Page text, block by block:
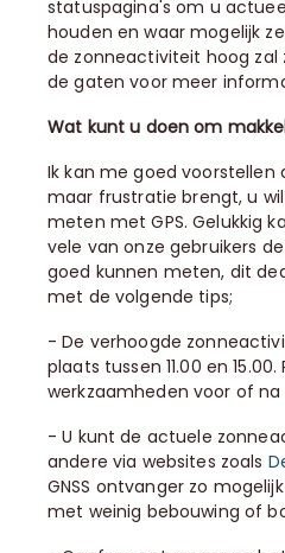
statuspagina's om u
houden en waar mogelijk
de zonneactiviteit hoog zal
de gaten voor meer
Wat kunt u doen om
Ik kan me goed voorstellen
maar frustratie brengt, u
meten met GPS. Gelukkig
vele van onze gebruikers
goed kunnen meten, dit
met de volgende tips;
- De verhoogde
plaats tussen 11.00 en
werkzaamheden voor of
- U kunt de actuele
andere via websites zoals
GNSS ontvanger zo
met weinig bebouwing of